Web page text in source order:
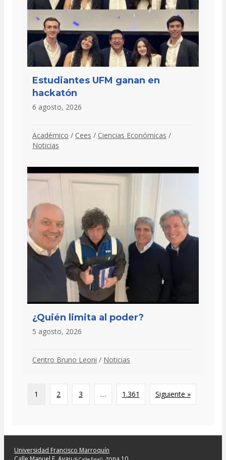
Estudiantes UFM ganan en
hackatón
6 agosto, 2026
Académico / Cees / Ciencias Económicas /
Noticias
¿Quién limita al poder?
5 agosto, 2026
Centro Bruno Leoni / Noticias
1 2 3 … 1.361 Siguiente »
Universidad Francisco Marroquín